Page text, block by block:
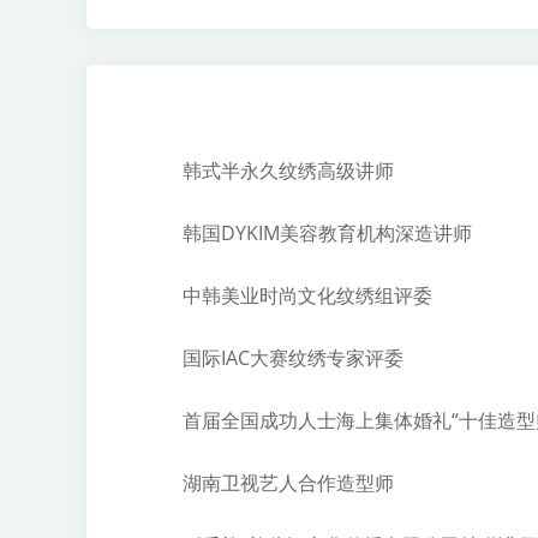
韩式半永久纹绣高级讲师
韩国DYKIM美容教育机构深造讲师
中韩美业时尚文化纹绣组评委
国际IAC大赛纹绣专家评委
首届全国成功人士海上集体婚礼“十佳造型
湖南卫视艺人合作造型师